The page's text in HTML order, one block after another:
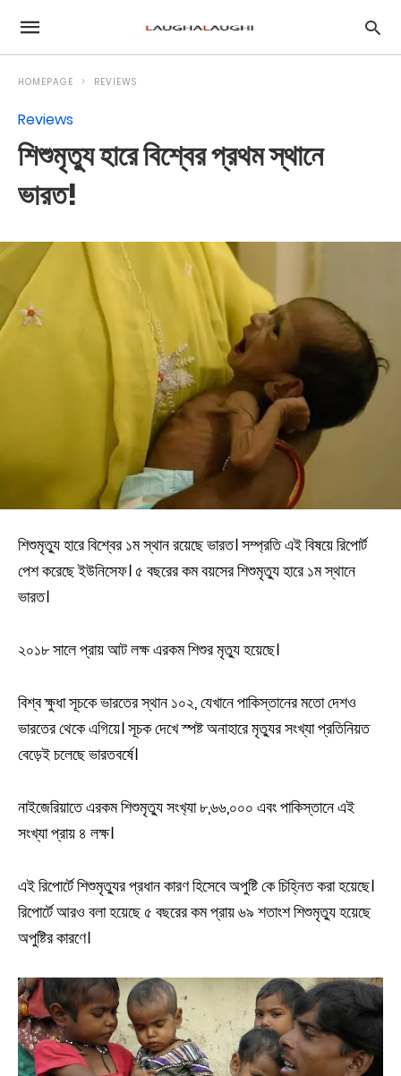
HOMEPAGE REVIEWS
Reviews
শিশুমৃত‍্যু হারে বিশ্বের প্রথম স্থানে
ভারত!
শিশুমৃত‍্যু হারে বিশ্বের ১ম স্থান রয়েছে ভারত। সম্প্রতি এই বিষয়ে রিপোর্ট
পেশ করেছে ইউনিসেফ। ৫ বছরের কম বয়সের শিশুমৃত‍্যু হারে ১ম স্থানে
ভারত।
২০১৮ সালে প্রায় আট লক্ষ এরকম শিশুর মৃত‍্যু হয়েছে।
বিশ্ব ক্ষুধা সূচকে ভারতের স্থান ১০২, যেখানে পাকিস্তানের মতো দেশও
ভারতের থেকে এগিয়ে। সূচক দেখে স্পষ্ট অনাহারে মৃত্যুর সংখ্যা প্রতিনিয়ত
বেড়েই চলেছে ভারতবর্ষে।
নাইজেরিয়াতে এরকম শিশুমৃত‍্যু সংখ‍্যা ৮,৬৬,০০০ এবং পাকিস্তানে এই
সংখ্যা প্রায় ৪ লক্ষ।
এই রিপোর্টে শিশুমৃত‍্যুর প্রধান কারণ হিসেবে অপুষ্টি কে চিহ্নিত করা হয়েছে।
রিপোর্টে আরও বলা হয়েছে ৫ বছরের কম প্রায় ৬৯ শতাংশ শিশুমৃত‍্যু হয়েছে
অপুষ্টির কারণে।